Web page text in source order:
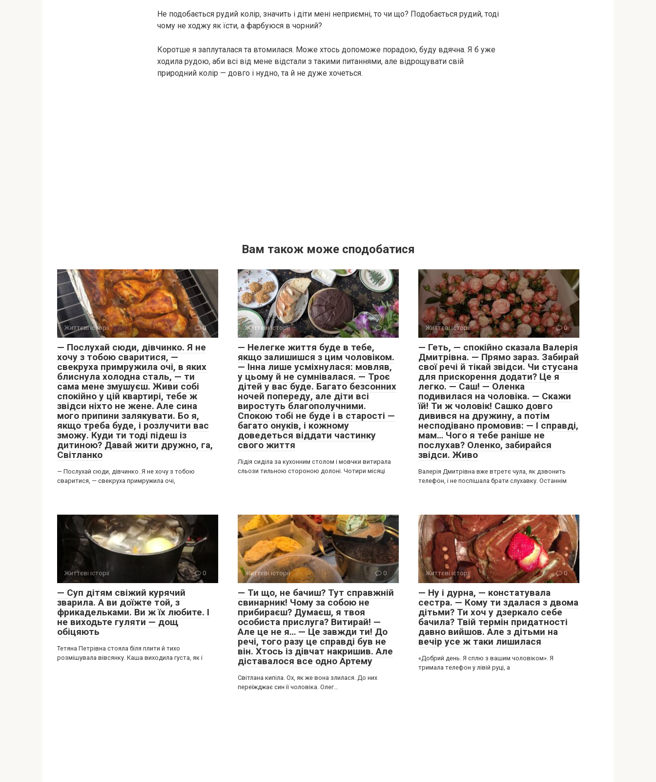
Не подобається рудий колір, значить і діти мені неприємні, то чи що? Подобається рудий, тоді
чому не ходжу як їсти, а фарбуюся в чорний?
Коротше я заплуталася та втомилася. Може хтось допоможе порадою, буду вдячна. Я б уже
ходила рудою, аби всі від мене відстали з такими питаннями, але відрощувати свій
природний колір — довго і нудно, та й не дуже хочеться.
Вам також може сподобатися
Життєві історії 0
— Послухай сюди, дівчинко. Я не
хочу з тобою сваритися, —
свекруха примружила очі, в яких
блиснула холодна сталь, — ти
сама мене змушуєш. Живи собі
спокійно у цій квартирі, тебе ж
звідси ніхто не жене. Але сина
мого припини залякувати. Бо я,
якщо треба буде, і розлучити вас
зможу. Куди ти тоді підеш із
дитиною? Давай жити дружно, га,
Світланко
— Послухай сюди, дівчинко. Я не хочу з тобою
сваритися, — свекруха примружила очі,
Життєві історії 0
— Нелегке життя буде в тебе,
якщо залишишся з цим чоловіком.
— Інна лише усміхнулася: мовляв,
у цьому й не сумнівалася. — Троє
дітей у вас буде. Багато безсонних
ночей попереду, але діти всі
виростуть благополучними.
Спокою тобі не буде і в старості —
багато онуків, і кожному
доведеться віддати частинку
свого життя
Лідія сиділа за кухонним столом і мовчки витирала
сльози тильною стороною долоні. Чотири місяці
Життєві історії 0
— Геть, — спокійно сказала Валерія
Дмитрівна. — Прямо зараз. Забирай
свої речі й тікай звідси. Чи стусана
для прискорення додати? Це я
легко. — Саш! — Оленка
подивилася на чоловіка. — Скажи
їй! Ти ж чоловік! Сашко довго
дивився на дружину, а потім
несподівано промовив: — І справді,
мам… Чого я тебе раніше не
послухав? Оленко, забирайся
звідси. Живо
Валерія Дмитрівна вже втретє чула, як дзвонить
телефон, і не поспішала брати слухавку. Останнім
Життєві історії 0
— Суп дітям свіжий курячий
зварила. А ви доїжте той, з
фрикадельками. Ви ж їх любите. І
не виходьте гуляти — дощ
обіцяють
Тетяна Петрівна стояла біля плити й тихо
розмішувала вівсянку. Каша виходила густа, як і
Життєві історії 0
— Ти що, не бачиш? Тут справжній
свинарник! Чому за собою не
прибираєш? Думаєш, я твоя
особиста прислуга? Витирай! —
Але це не я… — Це завжди ти! До
речі, того разу це справді був не
він. Хтось із дівчат накришив. Але
діставалося все одно Артему
Світлана кипіла. Ох, як же вона злилася. До них
переїжджає син її чоловіка. Олег…
Життєві історії 0
— Ну і дурна, — констатувала
сестра. — Кому ти здалася з двома
дітьми? Ти хоч у дзеркало себе
бачила? Твій термін придатності
давно вийшов. Але з дітьми на
вечір усе ж таки лишилася
«Добрий день. Я сплю з вашим чоловіком». Я
тримала телефон у лівій руці, а